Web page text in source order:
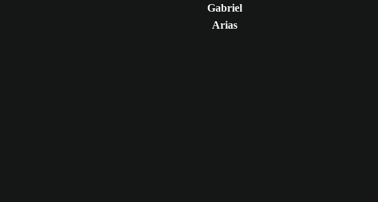
Gabriel
Arias